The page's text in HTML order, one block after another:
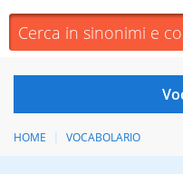
HOME VOCABOLARIO